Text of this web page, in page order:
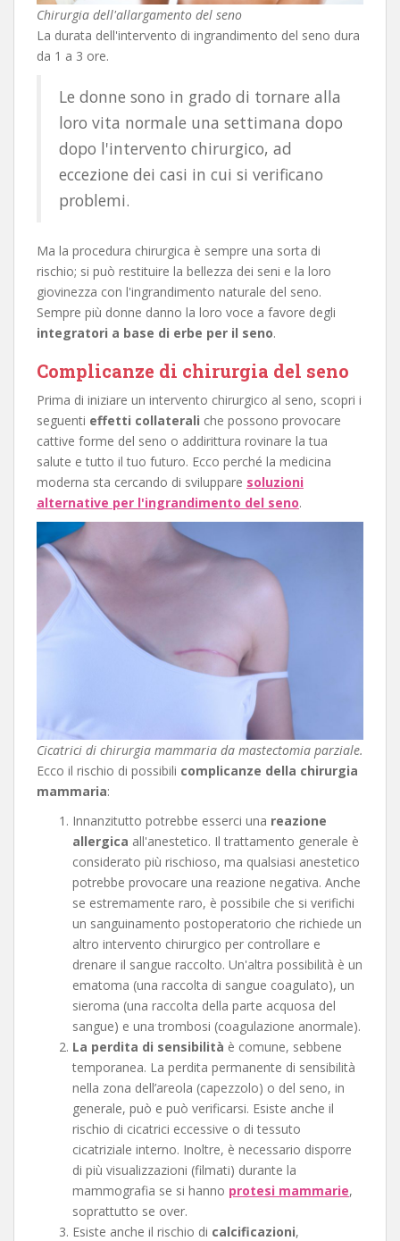
Chirurgia dell'allargamento del seno
La durata dell'intervento di ingrandimento del seno dura
da 1 a 3 ore.
Le donne sono in grado di tornare alla
loro vita normale una settimana dopo
dopo l'intervento chirurgico, ad
eccezione dei casi in cui si verificano
problemi.
Ma la procedura chirurgica è sempre una sorta di
rischio; si può restituire la bellezza dei seni e la loro
giovinezza con l'ingrandimento naturale del seno.
Sempre più donne danno la loro voce a favore degli
integratori a base di erbe per il seno.
Complicanze di chirurgia del seno
Prima di iniziare un intervento chirurgico al seno, scopri i
seguenti effetti collaterali che possono provocare
cattive forme del seno o addirittura rovinare la tua
salute e tutto il tuo futuro. Ecco perché la medicina
moderna sta cercando di sviluppare soluzioni
alternative per l'ingrandimento del seno.
Cicatrici di chirurgia mammaria da mastectomia parziale.
Ecco il rischio di possibili complicanze della chirurgia
mammaria:
Innanzitutto potrebbe esserci una reazione
allergica all'anestetico. Il trattamento generale è
considerato più rischioso, ma qualsiasi anestetico
potrebbe provocare una reazione negativa. Anche
se estremamente raro, è possibile che si verifichi
un sanguinamento postoperatorio che richiede un
altro intervento chirurgico per controllare e
drenare il sangue raccolto. Un'altra possibilità è un
ematoma (una raccolta di sangue coagulato), un
sieroma (una raccolta della parte acquosa del
sangue) e una trombosi (coagulazione anormale).
La perdita di sensibilità è comune, sebbene
temporanea. La perdita permanente di sensibilità
nella zona dell’areola (capezzolo) o del seno, in
generale, può e può verificarsi. Esiste anche il
rischio di cicatrici eccessive o di tessuto
cicatriziale interno. Inoltre, è necessario disporre
di più visualizzazioni (filmati) durante la
mammografia se si hanno protesi mammarie,
soprattutto se over.
Esiste anche il rischio di calcificazioni,